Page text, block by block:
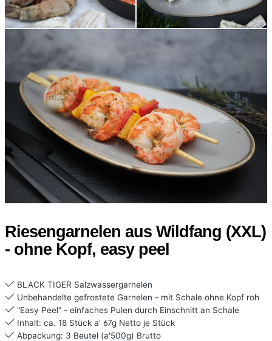
Riesengarnelen aus Wildfang (XXL)
- ohne Kopf, easy peel
BLACK TIGER Salzwassergarnelen
Unbehandelte gefrostete Garnelen - mit Schale ohne Kopf roh
"Easy Peel" - einfaches Pulen durch Einschnitt an Schale
Inhalt: ca. 18 Stück a' 67g Netto je Stück
Abpackung: 3 Beutel (a'500g) Brutto